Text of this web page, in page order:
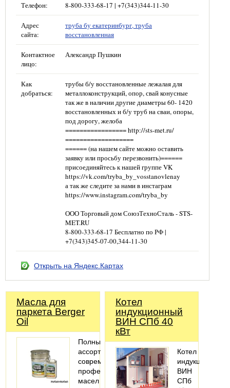
Телефон: 8-800-333-68-17 | +7(343)344-11-30
Адрес
сайта:
труба бу екатеринбург, труба
восстановленная
Контактное
лицо:
Александр Пушкин
Как
добраться:
трубы б/у восстановленные лежалая для
металлоконструкций, опор, свай конусные
так же в наличии другие диаметры 60- 1420
восстановленных и б/у труб на сваи, опоры,
под дорогу, желоба
================= http://sts-met.ru/
===================
====== (на нашем сайте можно оставить
заявку или просьбу перезвонить)======
присоединяйтесь к нашей группе VK
https://vk.com/tryba_by_vosstanovlenay
а так же следите за нами в инстаграм
https://www.instagram.com/tryba_by
ООО Торговый дом СоюзТехноСталь - STS-
MET.RU
8-800-333-68-17 Бесплатно по РФ |
+7(343)345-07-00,344-11-30
Открыть на Яндекс.Картах
Масла для
паркета Berger
Oil
Полный
ассортимент
современных
профессиональных
масел
Котел
индукционный
ВИН СПб 40
кВт
Котел
индукционный
ВИН
СПб